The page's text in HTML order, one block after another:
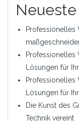
Professionelles
Professionelles
Lösungen für
Professionelles
Lösungen für
Die Kunst des
Technik vereint